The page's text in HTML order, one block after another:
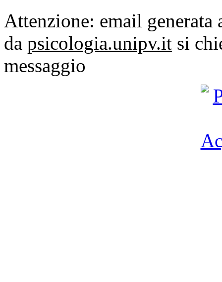
Attenzione: email generata
da psicologia.unipv.it si
messaggio